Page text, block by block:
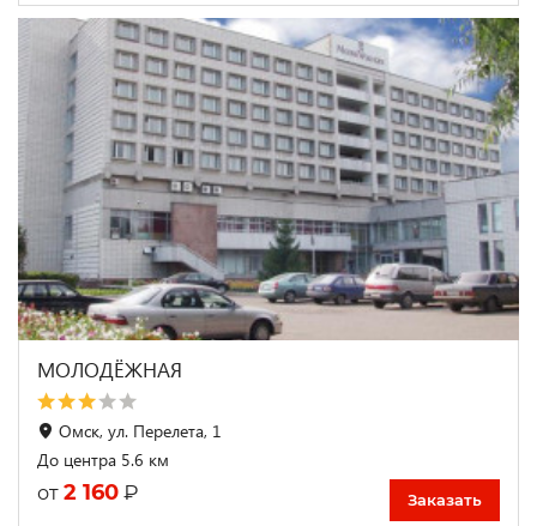
МОЛОДЁЖНАЯ
Омск, ул. Перелета, 1
До центра 5.6 км
от 2 160 ₽ Заказать